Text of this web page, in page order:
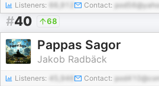
Listeners: Contact:
#40 68
Pappas Sagor
Jakob Radbäck
Listeners: 45,946 Contact: